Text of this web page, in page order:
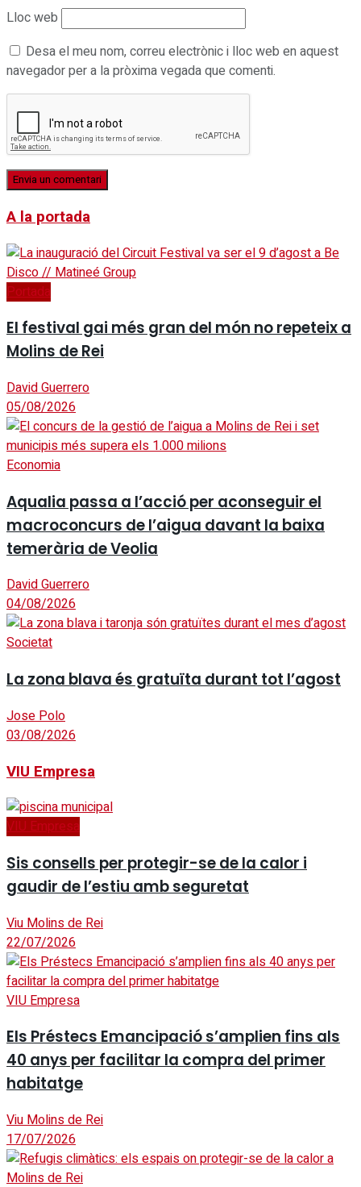
Lloc web
Desa el meu nom, correu electrònic i lloc web en aquest
navegador per a la pròxima vegada que comenti.
A la portada
Portada
El festival gai més gran del món no repeteix a
Molins de Rei
David Guerrero
05/08/2026
Economia
Aqualia passa a l’acció per aconseguir el
macroconcurs de l’aigua davant la baixa
temerària de Veolia
David Guerrero
04/08/2026
Societat
La zona blava és gratuïta durant tot l’agost
Jose Polo
03/08/2026
VIU Empresa
VIU Empresa
Sis consells per protegir-se de la calor i
gaudir de l’estiu amb seguretat
Viu Molins de Rei
22/07/2026
VIU Empresa
Els Préstecs Emancipació s’amplien fins als
40 anys per facilitar la compra del primer
habitatge
Viu Molins de Rei
17/07/2026